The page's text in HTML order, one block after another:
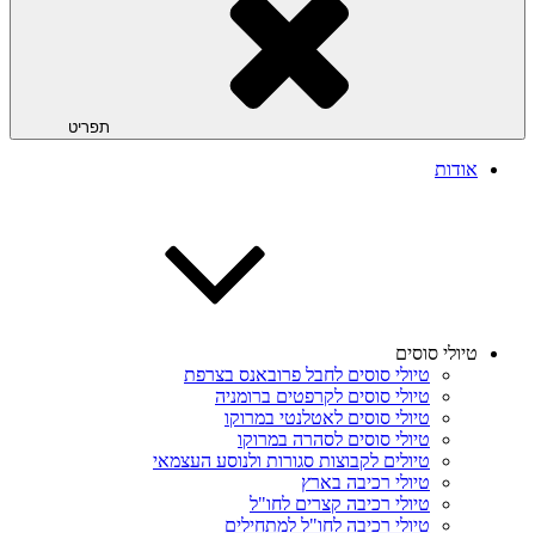
תפריט
אודות
טיולי סוסים
טיולי סוסים לחבל פרובאנס בצרפת
טיולי סוסים לקרפטים ברומניה
טיולי סוסים לאטלנטי במרוקו
טיולי סוסים לסהרה במרוקו
טיולים לקבוצות סגורות ולנוסע העצמאי
טיולי רכיבה בארץ
טיולי רכיבה קצרים לחו"ל
טיולי רכיבה לחו"ל למתחילים